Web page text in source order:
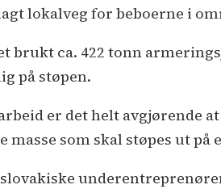
lokalveg for beboerne i
brukt ca. 422 tonn
på støpen.
er det helt avgjørende
masse som skal støpes ut